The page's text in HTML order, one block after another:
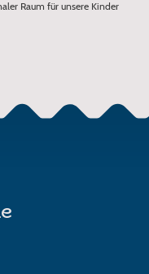
Raum für unsere Kinder